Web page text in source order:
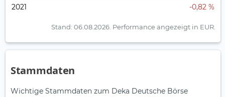
2021 -0,82 %
Stand: 06.08.2026. Performance angezeigt in EUR.
Stammdaten
Wichtige Stammdaten zum Deka Deutsche Börse